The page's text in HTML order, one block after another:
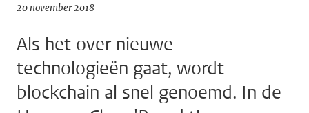
20 november 2018
Als het over nieuwe
technologieën gaat, wordt
blockchain al snel genoemd. In de